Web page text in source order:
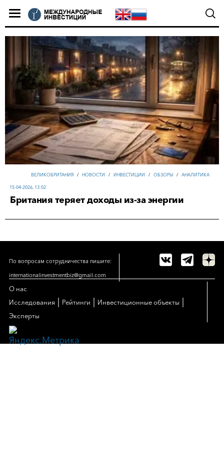
ВЕЛИКОБРИТАНИЯ / НОВОСТИ / ИНВЕСТИЦИИ / ОБЗОРЫ / АНАЛИТИКА
15-04-2026, 13:02
Британия теряет доходы из-за энергии
По вопросам сотрудничества пишите:
internationalinvestmentbiz@gmail.com
О нас
Исследования
Рейтинги Инвестиционные объекты
Эксперты